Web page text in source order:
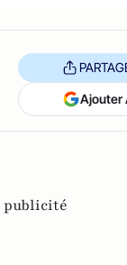
Ajouter
publicité